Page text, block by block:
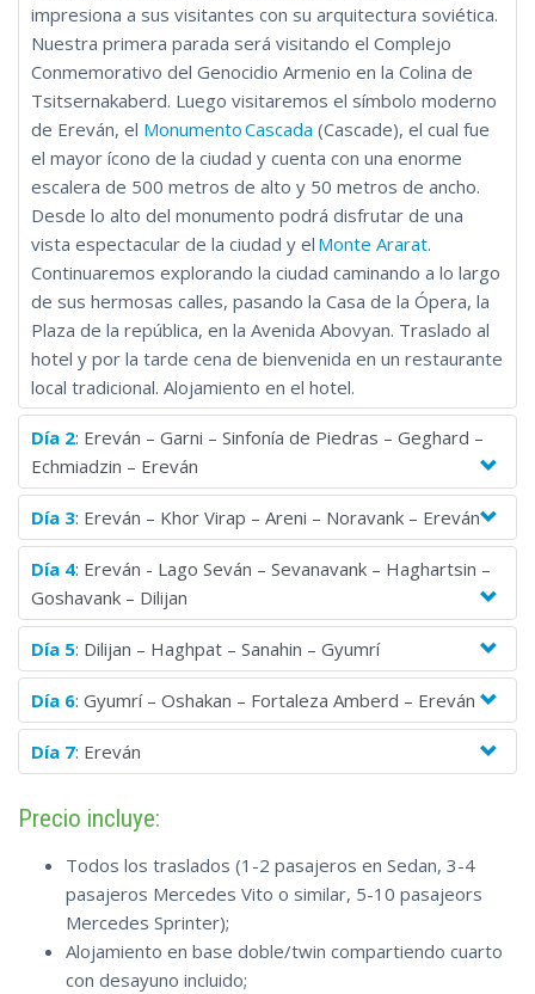
impresiona a sus visitantes con su arquitectura soviética.
Nuestra primera parada será visitando el Complejo
Conmemorativo del Genocidio Armenio en la Colina de
Tsitsernakaberd. Luego visitaremos el símbolo moderno
de Ereván, el Monumento Cascada (Cascade), el cual fue
el mayor ícono de la ciudad y cuenta con una enorme
escalera de 500 metros de alto y 50 metros de ancho.
Desde lo alto del monumento podrá disfrutar de una
vista espectacular de la ciudad y el Monte Ararat.
Continuaremos explorando la ciudad caminando a lo largo
de sus hermosas calles, pasando la Casa de la Ópera, la
Plaza de la república, en la Avenida Abovyan. Traslado al
hotel y por la tarde cena de bienvenida en un restaurante
local tradicional. Alojamiento en el hotel.
Día 2: Ereván – Garni – Sinfonía de Piedras – Geghard –
Echmiadzin – Ereván
Día 3: Ereván – Khor Virap – Areni – Noravank – Ereván
Día 4: Ereván - Lago Seván – Sevanavank – Haghartsin –
Goshavank – Dilijan
Día 5: Dilijan – Haghpat – Sanahin – Gyumrí
Día 6: Gyumrí – Oshakan – Fortaleza Amberd – Ereván
Día 7: Ereván
Precio incluye:
Todos los traslados (1-2 pasajeros en Sedan, 3-4
pasajeros Mercedes Vito o similar, 5-10 pasajeors
Mercedes Sprinter);
Alojamiento en base doble/twin compartiendo cuarto
con desayuno incluido;